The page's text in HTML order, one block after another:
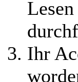
Ihr